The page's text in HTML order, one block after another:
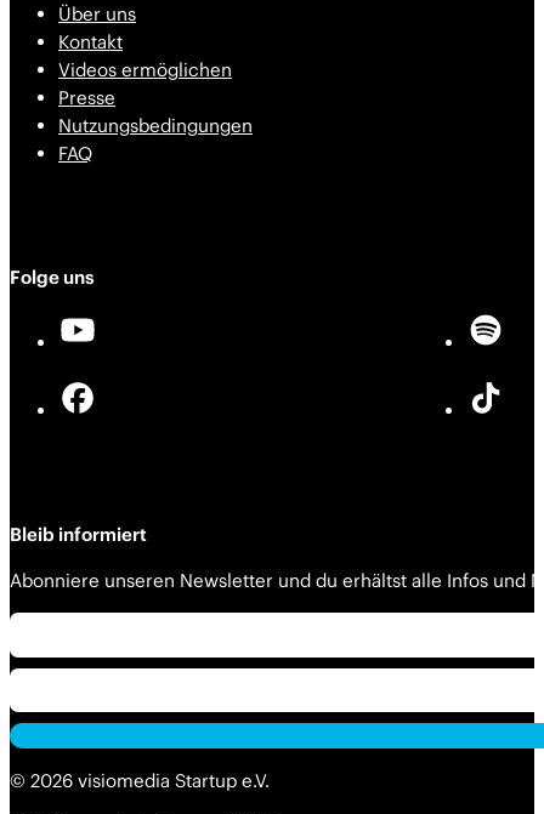
Über uns
Kontakt
Videos ermöglichen
Presse
Nutzungsbedingungen
FAQ
Folge uns
Bleib informiert
Abonniere unseren Newsletter und du erhältst alle Infos und
© 2026 visiomedia Startup e.V.